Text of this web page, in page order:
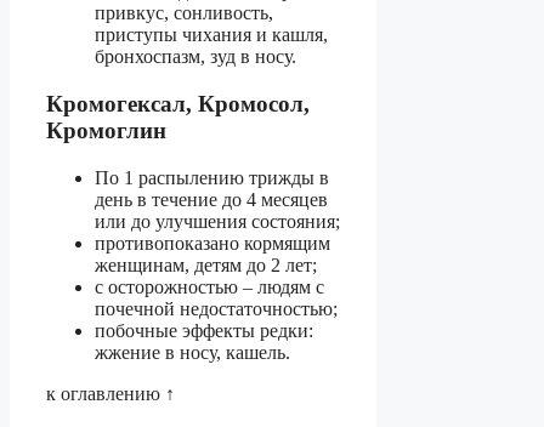
привкус, сонливость,
приступы чихания и кашля,
бронхоспазм, зуд в носу.
Кромогексал, Кромосол,
Кромоглин
По 1 распылению трижды в
день в течение до 4 месяцев
или до улучшения состояния;
противопоказано кормящим
женщинам, детям до 2 лет;
с осторожностью – людям с
почечной недостаточностью;
побочные эффекты редки:
жжение в носу, кашель.
к оглавлению ↑